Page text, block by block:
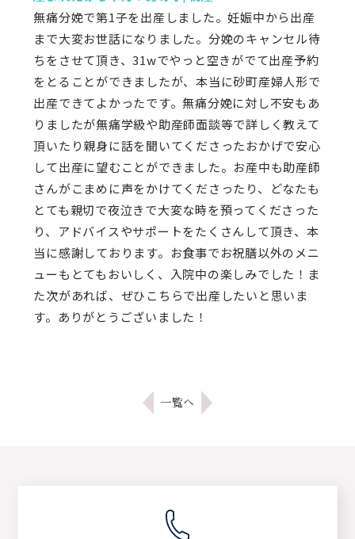
無痛分娩で第1子を出産しました。妊娠中から出産
まで大変お世話になりました。分娩のキャンセル待
ちをさせて頂き、31wでやっと空きがでて出産予約
をとることができましたが、本当に砂町産婦人形で
出産できてよかったです。無痛分娩に対し不安もあ
りましたが無痛学級や助産師面談等で詳しく教えて
頂いたり親身に話を聞いてくださったおかげで安心
して出産に望むことができました。お産中も助産師
さんがこまめに声をかけてくださったり、どなたも
とても親切で夜泣きで大変な時を預ってくださった
り、アドバイスやサポートをたくさんして頂き、本
当に感謝しております。お食事でお祝膳以外のメニ
ューもとてもおいしく、入院中の楽しみでした！ま
た次があれば、ぜひこちらで出産したいと思いま
す。ありがとうございました！
一覧へ